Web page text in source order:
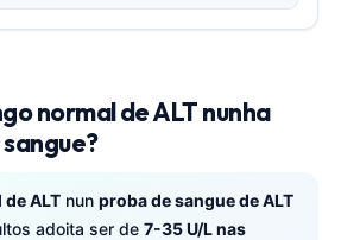
normal de ALT nunha
ALT nun proba de sangue de ALT
adoita ser de 7-35 U/L nas